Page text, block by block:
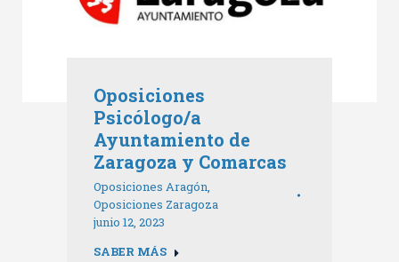
Oposiciones
Psicólogo/a
Ayuntamiento de
Zaragoza y Comarcas
Oposiciones Aragón,
Oposiciones Zaragoza
junio 12, 2023
SABER MÁS